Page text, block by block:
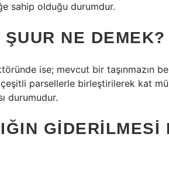
sahip olduğu durumdur.
ŞUUR NE DEMEK?
ise; mevcut bir taşınmazın
çeşitli parsellerle birleştirilerek kat
durumudur.
GIDERILMESI